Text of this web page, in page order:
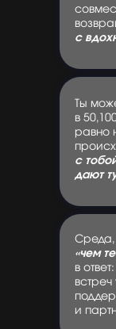
с
Среда,
«чем
в
встреч
и
Ты
в
равно
с
дают